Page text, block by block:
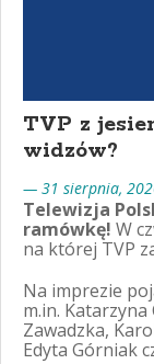
TVP z
widzów?
— 31 sierpnia,
Telewizja
ramówkę! W
na której TVP
Na imprezie
m.in.
Zawadzka,
Edyta Górniak